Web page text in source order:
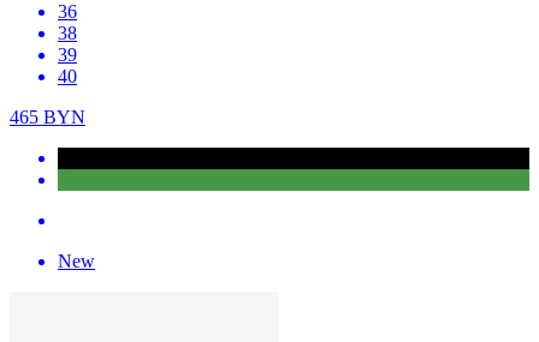
36
38
39
40
465 BYN
New